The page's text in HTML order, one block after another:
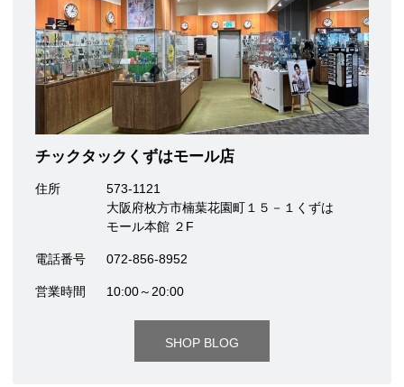
チックタックくずはモール店
住所
573-1121
大阪府枚方市楠葉花園町１５－１くずは
モール本館 ２F
電話番号 072-856-8952
営業時間 10:00～20:00
SHOP BLOG